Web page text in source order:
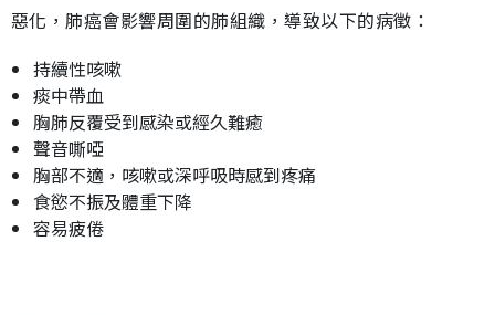
惡化，肺癌會影響周圍的肺組織，導致以下的病徵：
持續性咳嗽
痰中帶血
胸肺反覆受到感染或經久難癒
聲音嘶啞
胸部不適，咳嗽或深呼吸時感到疼痛
食慾不振及體重下降
容易疲倦